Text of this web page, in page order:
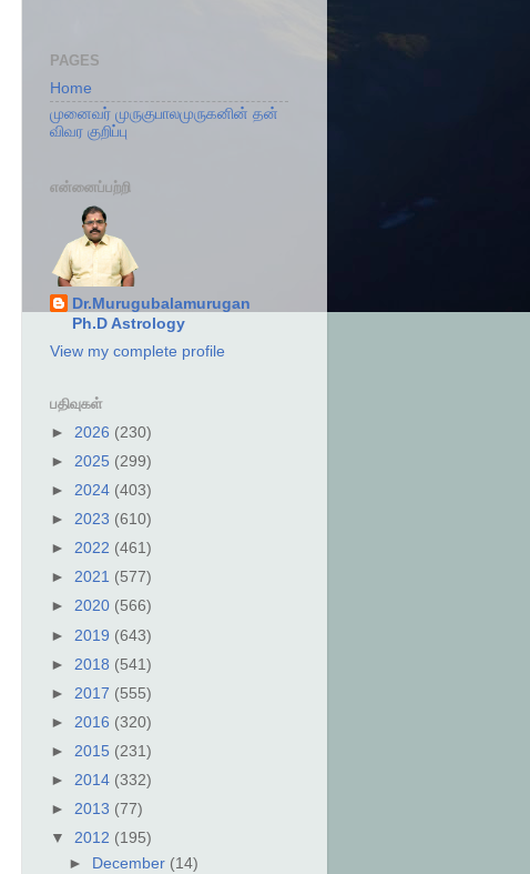
PAGES
Home
முனைவர் முருகுபாலமுருகனின் தன்
விவர குறிப்பு
என்னைப்பற்றி
Dr.Murugubalamurugan
Ph.D Astrology
View my complete profile
பதிவுகள்
► 2026 (230)
► 2025 (299)
► 2024 (403)
► 2023 (610)
► 2022 (461)
► 2021 (577)
► 2020 (566)
► 2019 (643)
► 2018 (541)
► 2017 (555)
► 2016 (320)
► 2015 (231)
► 2014 (332)
► 2013 (77)
▼ 2012 (195)
►
December (14)